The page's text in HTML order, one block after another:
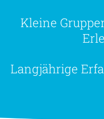
Kleine
Langjährige